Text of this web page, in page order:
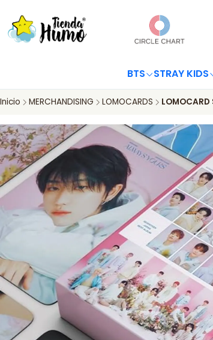
BTS STRAY KIDS
Inicio MERCHANDISING LOMOCARDS LOMOCARD